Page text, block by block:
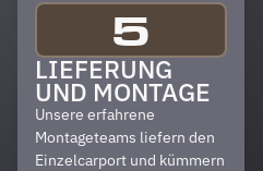
5
LIEFERUNG
UND MONTAGE
Unsere erfahrene
Montageteams liefern den
Einzelcarport und kümmern